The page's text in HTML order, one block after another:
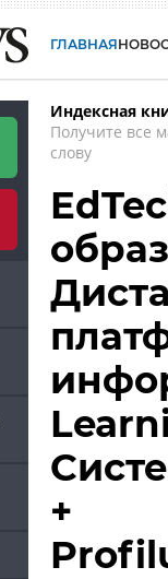
ГЛАВНАЯ
Индексная
Получите все
слову
+